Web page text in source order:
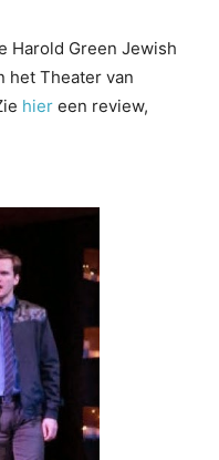
Harold Green Jewish
het Theater van
hier een review,